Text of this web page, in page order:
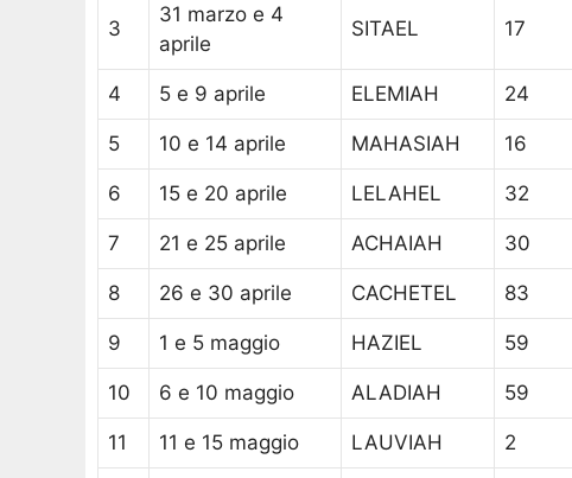
3
31 marzo e 4
aprile
SITAEL 17
4 5 e 9 aprile ELEMIAH 24
5 10 e 14 aprile MAHASIAH 16
6 15 e 20 aprile LELAHEL 32
7 21 e 25 aprile ACHAIAH 30
8 26 e 30 aprile CACHETEL 83
9 1 e 5 maggio HAZIEL 59
10 6 e 10 maggio ALADIAH 59
11 11 e 15 maggio LAUVIAH 2